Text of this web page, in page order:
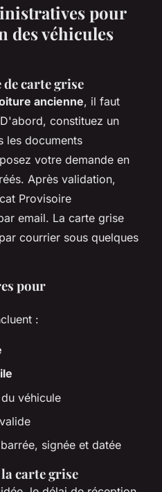
pour
véhicules
de carte grise
ancienne, il faut
constituez un
les documents
votre demande en
Après validation,
Provisoire
email. La carte grise
courrier sous quelques
pour
:
véhicule
valide
signée et datée
carte grise